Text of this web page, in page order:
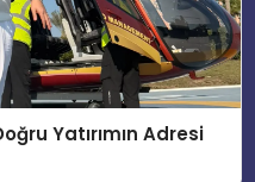
Yatırımın Adresi